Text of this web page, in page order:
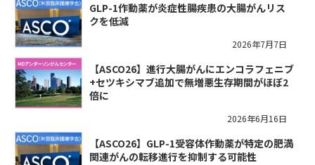
GLP-1作動薬が炎症性腸疾患の大腸がんリス
クを低減
2026年7月7日
【ASCO26】進行大腸がんにエンコラフェニブ
+セツキシマブ追加で無増悪生存期間がほぼ2
倍に
2026年6月16日
【ASCO26】GLP-1受容体作動薬が特定の肥満
関連がんの転移進行を抑制する可能性